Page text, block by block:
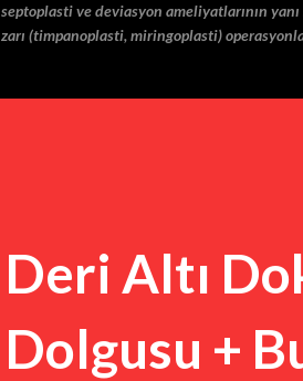
septoplasti ve deviasyon ameliyatlarının
zarı (timpanoplasti, miringoplasti)
Deri Altı
Dolgusu +